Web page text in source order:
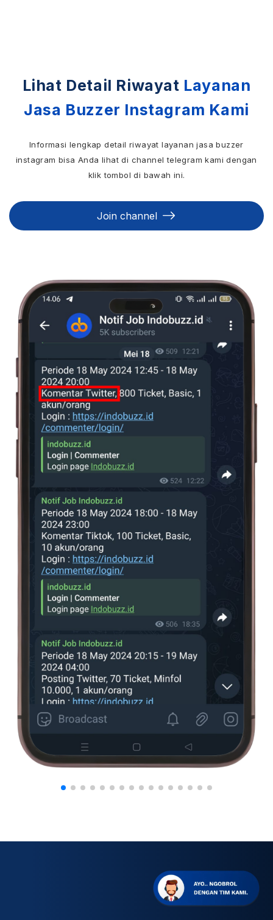
Lihat Detail Riwayat Layanan
Jasa Buzzer Instagram Kami
Informasi lengkap detail riwayat layanan jasa buzzer
instagram bisa Anda lihat di channel telegram kami dengan
klik tombol di bawah ini.
Join channel